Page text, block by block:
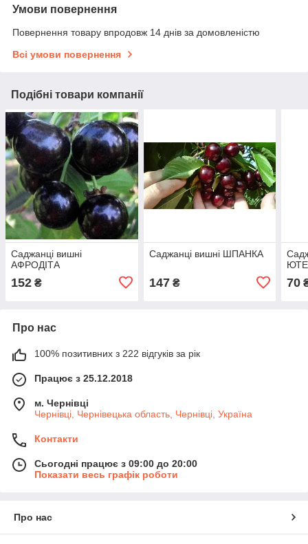
Умови повернення
Повернення товару впродовж 14 днів за домовленістю
Всі умови повернення
Подібні товари компанії
Саджанці вишні
АФРОДІТА
152 ₴
Саджанці вишні ШПАНКА
147₴ 70
Про нас
100% позитивних з 222 відгуків за рік
Працює з 25.12.2018
м. Чернівці
Чернівці, Чернівецька область, Чернівці, Україна
Контакти
Сьогодні працює з 09:00 до 20:00
Показати весь графік роботи
Про нас